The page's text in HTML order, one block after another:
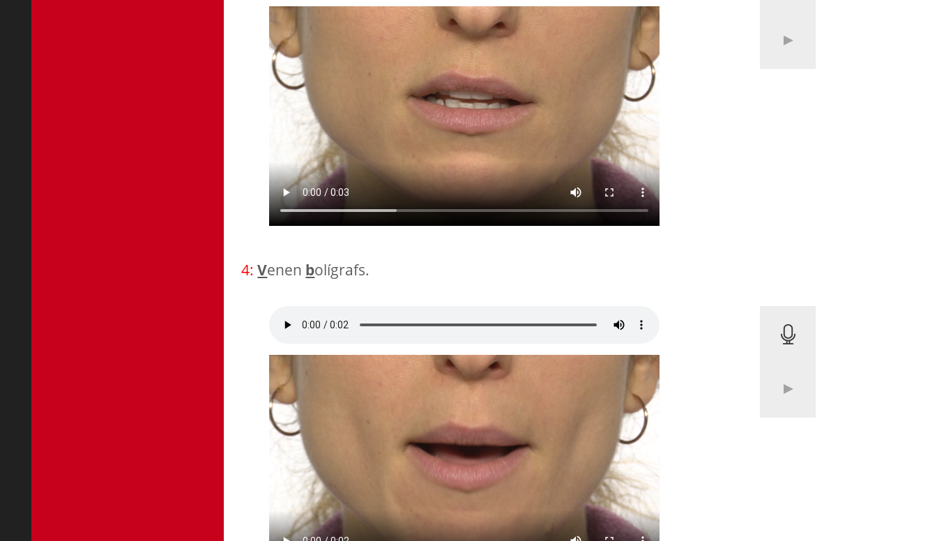
4: Venen bolígrafs.